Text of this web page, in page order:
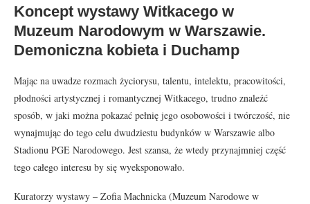
Koncept wystawy Witkacego w
Muzeum Narodowym w Warszawie.
Demoniczna kobieta i Duchamp
Mając na uwadze rozmach życiorysu, talentu, intelektu, pracowitości,
płodności artystycznej i romantycznej Witkacego, trudno znaleźć
sposób, w jaki można pokazać pełnię jego osobowości i twórczość, nie
wynajmując do tego celu dwudziestu budynków w Warszawie albo
Stadionu PGE Narodowego. Jest szansa, że wtedy przynajmniej część
tego całego interesu by się wyeksponowało.
Kuratorzy wystawy – Zofia Machnicka (Muzeum Narodowe w